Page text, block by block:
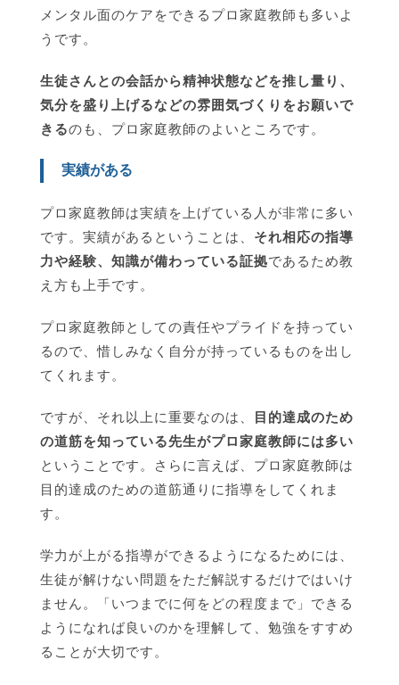
メンタル面のケアをできるプロ家庭教師も多いよ
うです。
生徒さんとの会話から精神状態などを推し量り、
気分を盛り上げるなどの雰囲気づくりをお願いで
きるのも、プロ家庭教師のよいところです。
実績がある
プロ家庭教師は実績を上げている人が非常に多い
です。実績があるということは、 それ相応の指導
力や経験、知識が備わっている証拠であるため教
え方も上手です。
プロ家庭教師としての責任やプライドを持ってい
るので、惜しみなく自分が持っているものを出し
てくれます。
ですが、それ以上に重要なのは、
目的達成のため
の道筋を知っている先生がプロ家庭教師には多い
ということです。さらに言えば、プロ家庭教師は
目的達成のための道筋通りに指導をしてくれま
す。
学力が上がる指導ができるようになるためには、
生徒が解けない問題をただ解説するだけではいけ
ません。「いつまでに何をどの程度まで」できる
ようになれば良いのかを理解して、勉強をすすめ
ることが大切です。